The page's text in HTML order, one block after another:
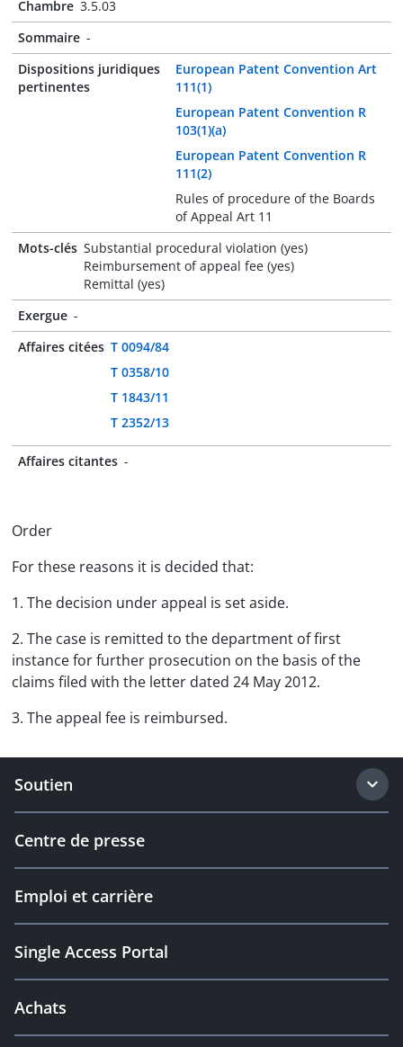
Chambre 3.5.03
Sommaire -
Dispositions juridiques
pertinentes
European Patent Convention Art
111(1)
European Patent Convention R
103(1)(a)
European Patent Convention R
111(2)
Rules of procedure of the Boards
of Appeal Art 11
Mots-clés Substantial procedural violation (yes)
Reimbursement of appeal fee (yes)
Remittal (yes)
Exergue -
Affaires citées T 0094/84
T 0358/10
T 1843/11
T 2352/13
Affaires citantes -
Order
For these reasons it is decided that:
1. The decision under appeal is set aside.
2. The case is remitted to the department of first
instance for further prosecution on the basis of the
claims filed with the letter dated 24 May 2012.
3. The appeal fee is reimbursed.
Soutien
Centre de presse
Emploi et carrière
Single Access Portal
Achats